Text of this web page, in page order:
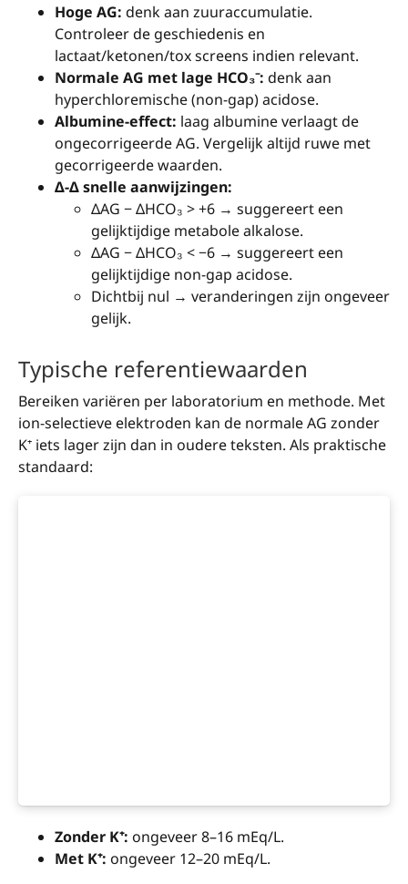
Hoge AG: denk aan zuuraccumulatie.
Controleer de geschiedenis en
lactaat/ketonen/tox screens indien relevant.
Normale AG met lage HCO₃⁻: denk aan
hyperchloremische (non-gap) acidose.
Albumine-effect: laag albumine verlaagt de
ongecorrigeerde AG. Vergelijk altijd ruwe met
gecorrigeerde waarden.
Δ-Δ snelle aanwijzingen:
ΔAG − ΔHCO₃ > +6 → suggereert een
gelijktijdige metabole alkalose.
ΔAG − ΔHCO₃ < −6 → suggereert een
gelijktijdige non-gap acidose.
Dichtbij nul → veranderingen zijn ongeveer
gelijk.
Typische referentiewaarden
Bereiken variëren per laboratorium en methode. Met
ion-selectieve elektroden kan de normale AG zonder
K⁺ iets lager zijn dan in oudere teksten. Als praktische
standaard:
Zonder K⁺: ongeveer 8–16 mEq/L.
Met K⁺: ongeveer 12–20 mEq/L.